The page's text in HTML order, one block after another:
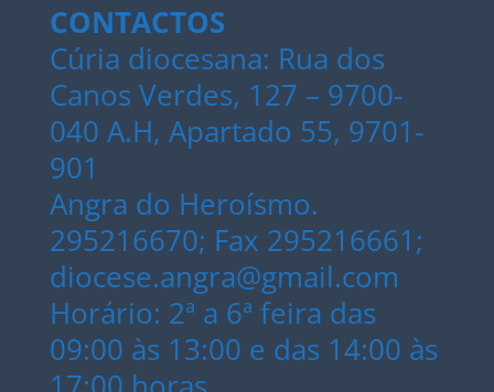
CONTACTOS
Cúria diocesana: Rua dos
Canos Verdes, 127 – 9700-
040 A.H, Apartado 55, 9701-
901
Angra do Heroísmo.
295216670; Fax 295216661;
diocese.angra@gmail.com
Horário: 2ª a 6ª feira das
09:00 às 13:00 e das 14:00 às